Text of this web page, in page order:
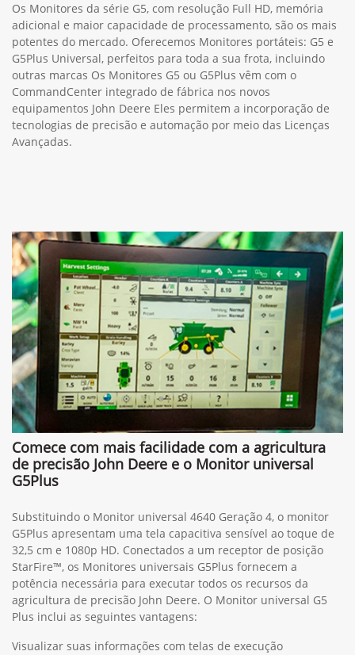
Os Monitores da série G5, com resolução Full HD, memória
adicional e maior capacidade de processamento, são os mais
potentes do mercado. Oferecemos Monitores portáteis: G5 e
G5Plus Universal, perfeitos para toda a sua frota, incluindo
outras marcas Os Monitores G5 ou G5Plus vêm com o
CommandCenter integrado de fábrica nos novos
equipamentos John Deere Eles permitem a incorporação de
tecnologias de precisão e automação por meio das Licenças
Avançadas.
Comece com mais facilidade com a agricultura
de precisão John Deere e o Monitor universal
G5Plus
Substituindo o Monitor universal 4640 Geração 4, o monitor
G5Plus apresentam uma tela capacitiva sensível ao toque de
32,5 cm e 1080p HD. Conectados a um receptor de posição
StarFire™, os Monitores universais G5Plus fornecem a
potência necessária para executar todos os recursos da
agricultura de precisão John Deere. O Monitor universal G5
Plus inclui as seguintes vantagens:
Visualizar suas informações com telas de execução